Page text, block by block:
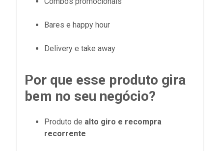
Bares e happy hour
Delivery e take away
Por que esse produto gira
bem no seu negócio?
Produto de alto giro e recompra
recorrente